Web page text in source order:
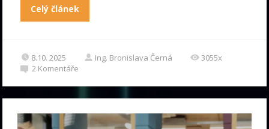
Celý článek
8.10. 2025 Ing. Bronislava Černá
3055x
2 Komentáře